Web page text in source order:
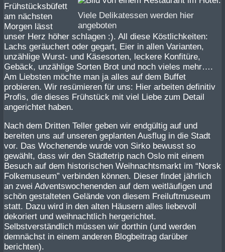
Viele Delikatessen werden hier
angeboten
Frühstücksbüfett
am nächsten
Morgen lässt
unser Herz höher schlagen :). All diese Köstlichkeiten:
Lachs geräuchert oder gegart, Eier in allen Varianten,
unzählige Wurst- und Käsesorten, leckere Konfitüre,
Gebäck, unzählige Sorten Brot und noch vieles mehr….
Am Liebsten möchte man ja alles auf dem Buffet
probieren. Wir resümieren für uns: Hier arbeiten definitiv
Profis, die dieses Frühstück mit viel Liebe zum Detail
angerichtet haben.
Nach dem Dritten Teller geben wir endgültig auf und
bereiten uns auf unseren geplanten Ausflug in die Stadt
vor. Das Wochenende wurde von Sirko bewusst so
gewählt, dass wir den Städtetrip nach Oslo mit einem
Besuch auf dem historischen Weihnachtsmarkt im “Norsk
Folkemuseum” verbinden können. Dieser findet jährlich
an zwei Adventswochenenden auf dem weitläufigen und
schön gestalteten Gelände von diesem Freiluftmuseum
statt. Dazu wird in den alten Häusern alles liebevoll
dekoriert und weihnachtlich hergerichtet.
Selbstverständlich müssen wir dorthin (und werden
demnächst in einem anderen Blogbeitrag darüber
berichten).